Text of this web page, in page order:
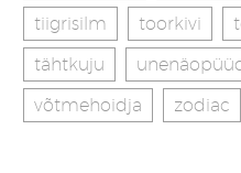
tiigrisilm
toorkivi
tähtkuju
võtmehoidja
zodiac